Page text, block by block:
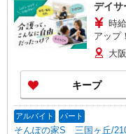
デイサ
時給
アップ
大
キープ
アルバイト パート
そんぽの家S 三国ヶ丘/